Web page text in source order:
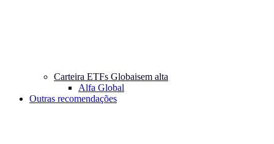
Carteira ETFs Globaisem alta
Alfa Global
Outras recomendações